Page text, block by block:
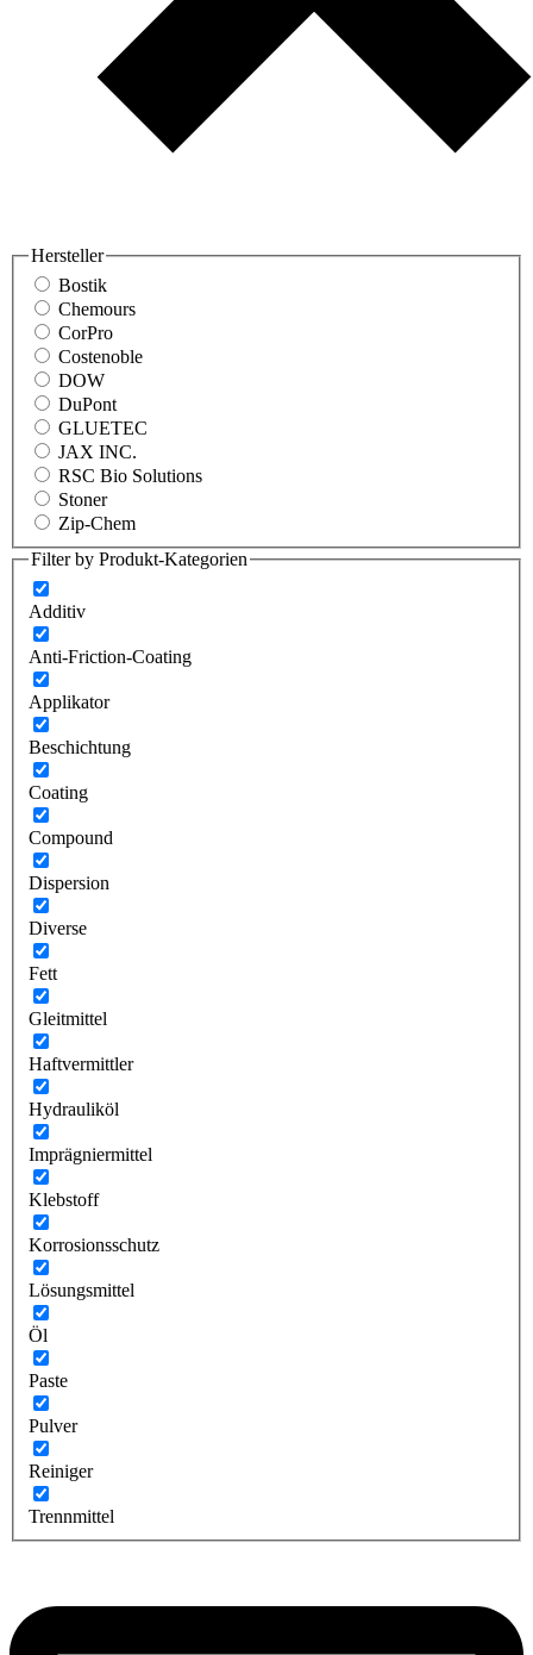
Hersteller
Bostik
Chemours
CorPro
Costenoble
DOW
DuPont
GLUETEC
JAX INC.
RSC Bio Solutions
Stoner
Zip-Chem
Filter by Produkt-Kategorien
Additiv
Anti-Friction-Coating
Applikator
Beschichtung
Coating
Compound
Dispersion
Diverse
Fett
Gleitmittel
Haftvermittler
Hydrauliköl
Imprägniermittel
Klebstoff
Korrosionsschutz
Lösungsmittel
Öl
Paste
Pulver
Reiniger
Trennmittel